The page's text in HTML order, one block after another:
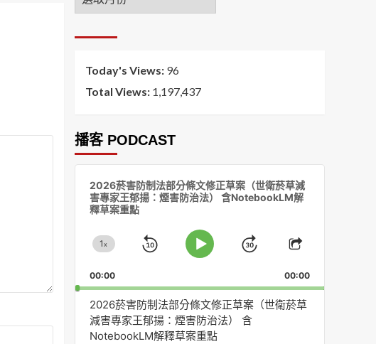
月
Today's Views: 96
Total Views: 1,197,437
播客 PODCAST
2026菸害防制法部分條文修正草案（世衛菸草減
害專家王郁揚：煙害防治法） 含NotebookLM解
釋草案重點
Change
Rate
1x
Skip Play
Jump
Forward
Share
Episode
00:00 00:00
2026菸害防制法部分條文修正草案（世衛菸草
減害專家王郁揚：煙害防治法） 含
NotebookLM解釋草案重點